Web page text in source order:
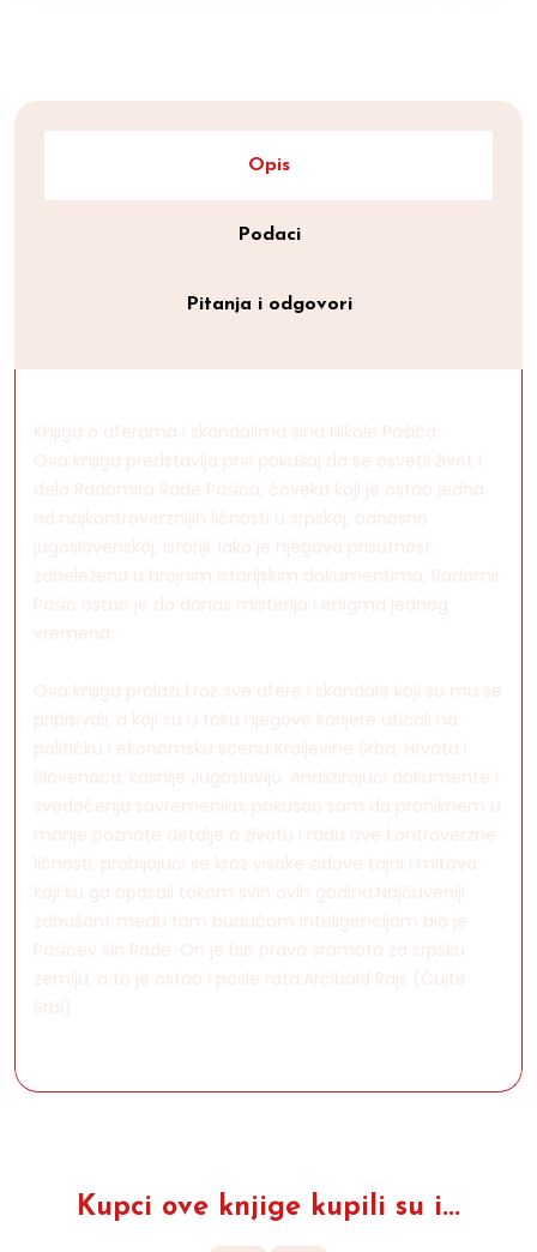
Opis
Podaci
Pitanja i odgovori
Knjiga o aferama i skandalima sina Nikole Pašića.
Ova knjiga predstavlja prvi pokušaj da se osvetli život i
delo Radomira Rade Pašića, čoveka koji je ostao jedna
od najkontroverznijih ličnosti u srpskoj, odnosno
jugoslovenskoj, istoriji. Iako je njegova prisutnost
zabeležena u brojnim istorijskim dokumentima, Radomir
Pašić ostao je do danas misterija i enigma jednog
vremena.
Ova knjiga prolazi kroz sve afere i skandale koji su mu se
pripisivali, a koji su u toku njegove karijere uticali na
političku i ekonomsku scenu Kraljevine Srba, Hrvata i
Slovenaca, kasnije Jugoslaviju. Analizirajući dokumente i
svedočenja savremenika, pokušao sam da proniknem u
manje poznate detalje o životu i radu ove kontroverzne
ličnosti, probijajući se kroz visoke zidove tajni i mitova
koji su ga opasali tokom svih ovih godina.Najčuveniji
zabušant među tom budućom inteligencijom bio je
Pašićev sin Rade. On je bio prava sramota za srpsku
zemlju, a to je ostao i posle rata.Arčibald Rajs (Čujte
Srbi)
Kupci ove knjige kupili su i...